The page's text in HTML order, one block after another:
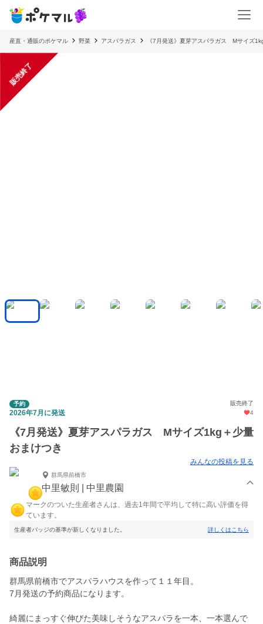
産直・通販のポケマル 野菜 アスパラガス 《7月発送》夏芽アスパラガス Mサイズ
販売終了
予約 販売終了
2026年7月に発送 4
《7月発送》夏芽アスパラガス Mサイズ1kg＋少量
おまけつき
みんなの投稿を見る
群馬県前橋市
中里敏則 | 中里農園
マークのついた生産者さんは、過去1年間で平均して特に高い評価を得
ています。
生産者バッジの基準が新しくなりました。 詳しくはこちら
商品説明
群馬県前橋市でアスパラハウスを作って１１年目。
7月発送の予約商品になります。
綺麗にまっすぐ伸びた美味しそうなアスパラを一本、一本選んで